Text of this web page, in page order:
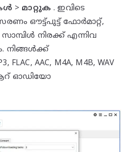
> മാറ്റുക . ഇവിടെ
ഔട്ട്പുട്ട് ഫോർമാറ്റ്,
നിരക്ക് എന്നിവ
നിങ്ങൾക്ക്
AAC, M4A, M4B, WAV
ഓഡിയോ